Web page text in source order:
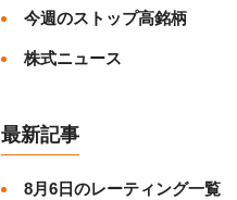
今週のストップ高銘柄
株式ニュース
最新記事
8月6日のレーティング一覧